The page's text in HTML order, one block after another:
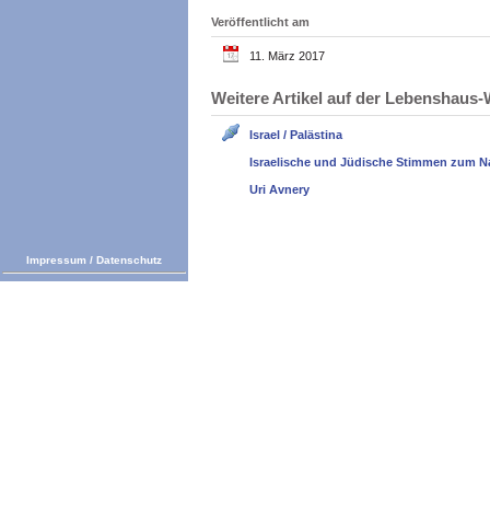
Veröffentlicht am
11. März 2017
Weitere Artikel auf der
Israel / Palästina
Israelische und Jüdische Stimmen zum
Uri Avnery
Impressum / Datenschutz